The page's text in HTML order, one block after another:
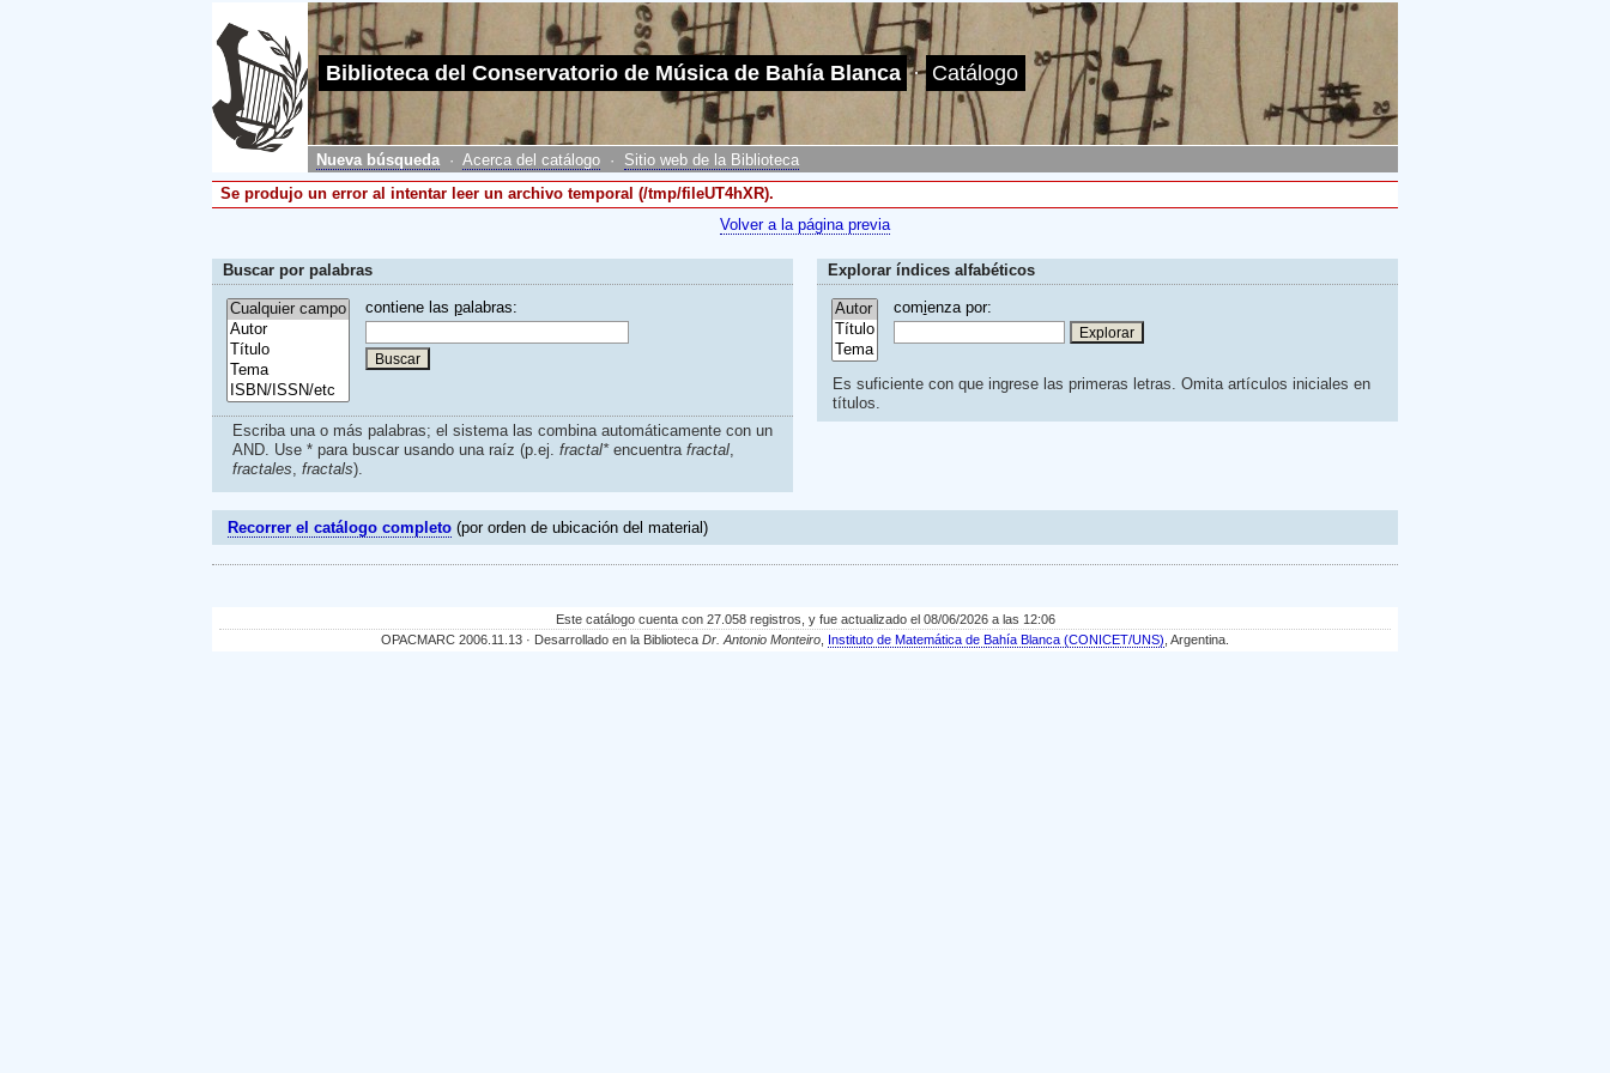
Biblioteca del Conservatorio de Música de Bahía Blanca · Catálogo
Nueva búsqueda· Acerca del catálogo · Sitio web de la Biblioteca
Se produjo un error al intentar leer un archivo temporal (/tmp/fileUT4hXR).
Volver a la página previa
Buscar por palabras
contiene las palabras:
Escriba una o más palabras; el sistema las combina automáticamente con un
AND. Use * para buscar usando una raíz (p.ej. fractal*encuentra fractal,
fractales, fractals).
Explorar índices alfabéticos
comienza por:
Es suficiente con que ingrese las primeras letras. Omita artículos iniciales en
títulos.
Recorrer el catálogo completo (por orden de ubicación del material)
Este catálogo cuenta con 27.058 registros, y fue actualizado el 08/06/2026 a las 12:06
OPACMARC 2006.11.13 · Desarrollado en la Biblioteca Dr. Antonio Monteiro Instituto de Matemática de Bahía Blanca (CONICET/UNS) , Argentina.